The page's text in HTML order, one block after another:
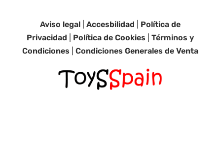
Aviso legal |Accesbilidad
Política de
Privacidad
Política de Cookies |Términos y
Condiciones |Condiciones Generales de Venta